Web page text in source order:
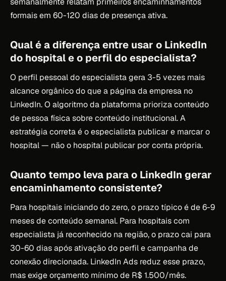
formais em 60-120 dias de presença ativa.
Qual é a diferença entre usar o LinkedIn
do hospital e o perfil do especialista?
O perfil pessoal do especialista gera 3-5 vezes mais
alcance orgânico do que a página da empresa no
LinkedIn. O algoritmo da plataforma prioriza conteúdo
de pessoa física sobre conteúdo institucional. A
estratégia correta é o especialista publicar e marcar o
hospital — não o hospital publicar por conta própria.
Quanto tempo leva para o LinkedIn gerar
encaminhamento consistente?
Para hospitais iniciando do zero, o prazo típico é de 6-9
meses de conteúdo semanal. Para hospitais com
especialista já reconhecido na região, o prazo cai para
30-60 dias após ativação do perfil e campanha de
conexão direcionada. LinkedIn Ads reduz esse prazo,
mas exige orçamento mínimo de R$ 1.500/mês.